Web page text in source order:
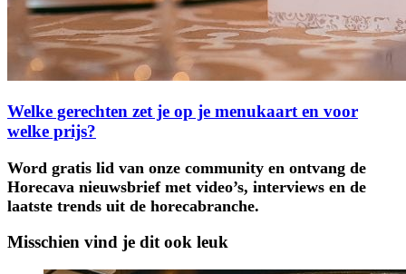
Welke gerechten zet je op je menukaart en voor
welke prijs?
Word gratis lid van onze community en ontvang de
Horecava nieuwsbrief met video’s, interviews en de
laatste trends uit de horecabranche.
Misschien vind je dit ook leuk